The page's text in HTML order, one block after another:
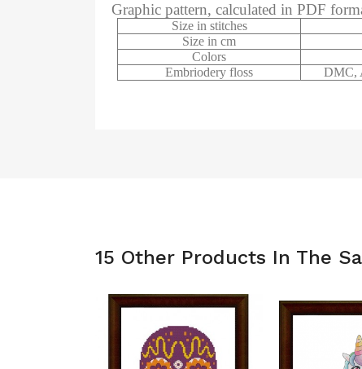
Graphic pattern, calculated in PDF
Size in stitches
Size in cm
Colors
Embriodery floss
DMC,
15 Other Products In The